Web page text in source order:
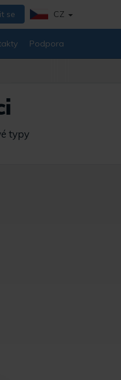
se CZ
Podpora
typy